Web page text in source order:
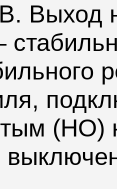
Выход
(НО)